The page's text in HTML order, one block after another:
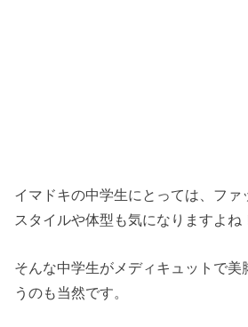
イマドキの中学生にとっては、ファ
スタイルや体型も気になりますよね
そんな中学生がメディキュットで美
うのも当然です。